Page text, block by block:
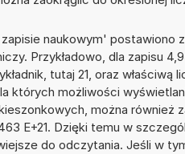
naukowym' postawiono
Przykładowo, dla zapisu
tutaj 21, oraz
których możliwości
można również
E+21. Dzięki temu w
do odczytania. Jeśli w